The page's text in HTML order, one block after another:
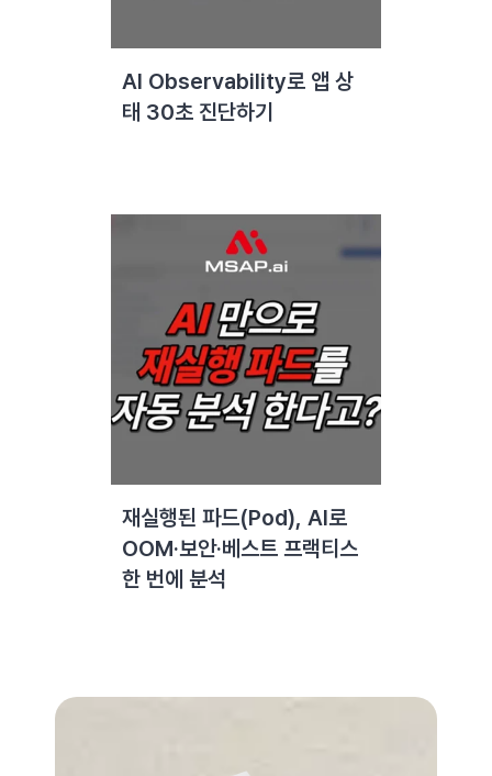
AI Observability로 앱 상
태 30초 진단하기
재실행된 파드(Pod), AI로
OOM·보안·베스트 프랙티스
한 번에 분석